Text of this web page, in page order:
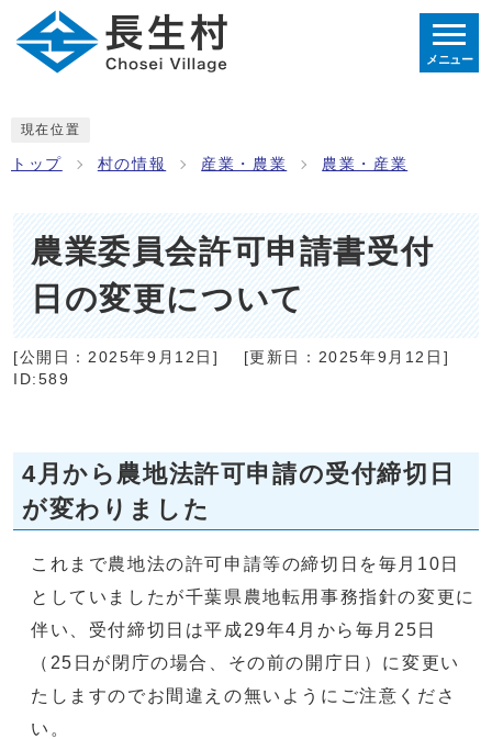
メニュー
現在位置
トップ 村の情報 産業・農業 農業・産業
農業委員会許可申請書受付
日の変更について
[公開日： 2025年9月12日 ] [更新日： 2025年9月12日 ]
ID:589
4月から農地法許可申請の受付締切日
が変わりました
これまで農地法の許可申請等の締切日を毎月10日
としていましたが千葉県農地転用事務指針の変更に
伴い、受付締切日は平成29年4月から毎月25日
（25日が閉庁の場合、その前の開庁日）に変更い
たしますのでお間違えの無いようにご注意くださ
い。